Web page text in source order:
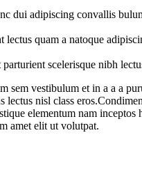
dui adipiscing convallis
lectus quam a natoque
scelerisque nibh
sem vestibulum et in a a a
nisl class
elementum nam inceptos
amet elit ut volutpat.